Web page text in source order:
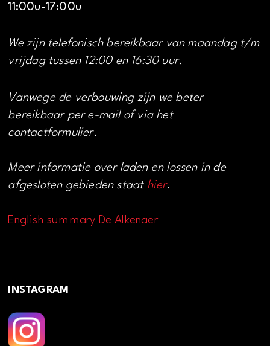
11:00u-17:00u
We zijn telefonisch bereikbaar van maandag t/m
vrijdag tussen 12:00 en 16:30 uur.
Vanwege de verbouwing zijn we beter
bereikbaar per e-mail of via het
contactformulier.
Meer informatie over laden en lossen in de
afgesloten gebieden staat hier.
English summary De Alkenaer
INSTAGRAM